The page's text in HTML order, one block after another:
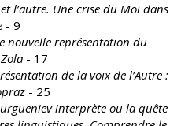
l’autre. Une crise du Moi dans
- 9
nouvelle représentation du
- 17
de la voix de l’Autre :
- 25
interprète ou la quête